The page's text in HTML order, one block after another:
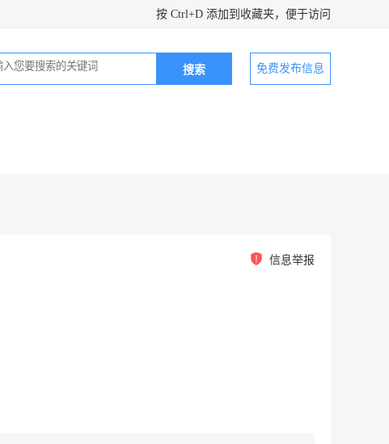
按 Ctrl+D 添加到收藏夹，便于访问
免费发布信息
信息举报